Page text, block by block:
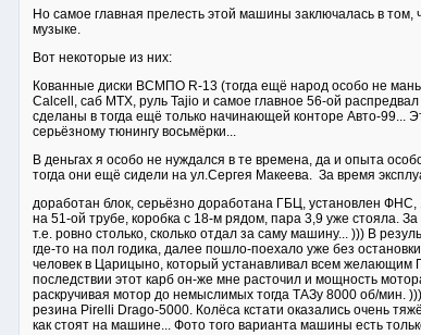
Но самое главная прелесть этой машины заключалась в том,
музыке.
Вот некоторые из них:
Кованные диски ВСМПО R-13 (тогда ещё народ особо не
Calcell, саб MTX, руль Tajio и самое главное 56-ой
сделаны в тогда ещё только начинающей конторе Авто-99...
серьёзному тюнингу восьмёрки...
В деньгах я особо не нуждался в те времена, да и опыта
тогда они ещё сидели на ул.Сергея Макеева. За время
доработан блок, серьёзно доработана ГБЦ, установлен
на 51-ой трубе, коробка с 18-м рядом, пара 3,9 уже стояла.
т.е. ровно столько, сколько отдал за саму машину... ))) В
где-то на пол годика, далее пошло-поехало уже без
человек в Царицыно, который устанавливал всем
последствии этот карб он-же мне расточил и мощность
раскручивая мотор до немыслимых тогда ТАЗу 8000 об/мин.
резина Pirelli Drago-5000. Колёса кстати оказались очень
как стоят на машине... Фото того варианта машины есть